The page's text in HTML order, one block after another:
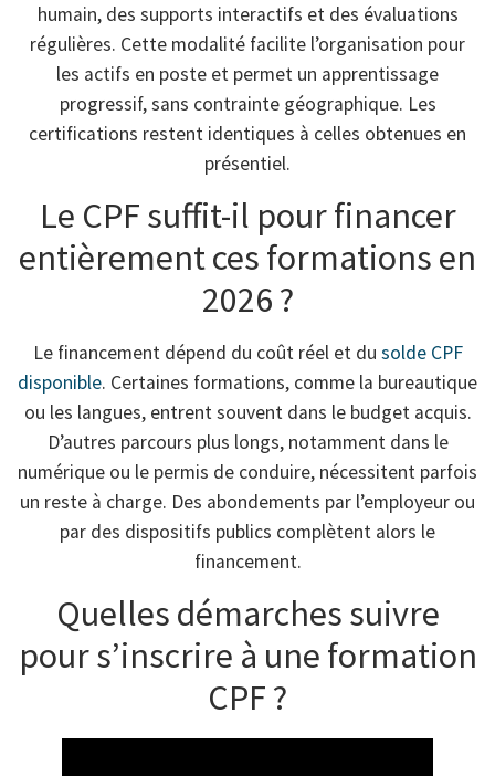
humain, des supports interactifs et des évaluations
régulières. Cette modalité facilite l’organisation pour
les actifs en poste et permet un apprentissage
progressif, sans contrainte géographique. Les
certifications restent identiques à celles obtenues en
présentiel.
Le CPF suffit-il pour financer
entièrement ces formations en
2026 ?
Le financement dépend du coût réel et du solde CPF
disponible. Certaines formations, comme la bureautique
ou les langues, entrent souvent dans le budget acquis.
D’autres parcours plus longs, notamment dans le
numérique ou le permis de conduire, nécessitent parfois
un reste à charge. Des abondements par l’employeur ou
par des dispositifs publics complètent alors le
financement.
Quelles démarches suivre
pour s’inscrire à une formation
CPF ?